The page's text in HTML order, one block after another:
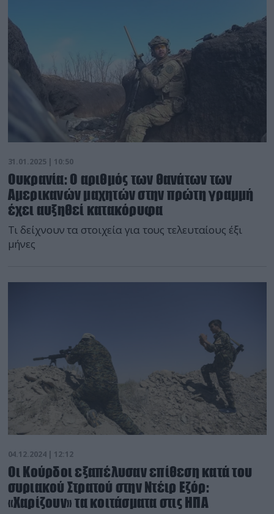
31.01.2025 | 10:50
Ουκρανία: Ο αριθμός των θανάτων των
Αμερικανών μαχητών στην πρώτη γραμμή
έχει αυξηθεί κατακόρυφα
Τι δείχνουν τα στοιχεία για τους τελευταίους έξι
μήνες
04.12.2024 | 12:12
Οι Κούρδοι εξαπέλυσαν επίθεση κατά του
συριακού Στρατού στην Ντέιρ Εζόρ:
«Χαρίζουν» τα κοιτάσματα στις ΗΠΑ